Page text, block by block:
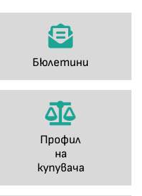
Бюлетини
Профил
на
купувача